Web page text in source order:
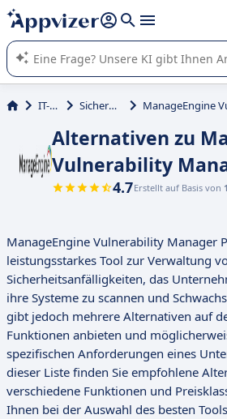
beantworten (mehrere Zeilen mit
Die KI von Appvizer führt Sie bei der
von SaaS-Software in Unternehmen.
IT-Service Sicherheitsscanner
Alternativen zu
Vulnerability
4.7Erstellt auf Basis von
ManageEngine Vulnerability Manager
leistungsstarkes Tool zur Verwaltung
Sicherheitsanfälligkeiten, das
ihre Systeme zu scannen und
gibt jedoch mehrere Alternativen auf
Funktionen anbieten und
spezifischen Anforderungen eines
dieser Liste finden Sie empfohlene
verschiedene Funktionen und
Ihnen bei der Auswahl des besten